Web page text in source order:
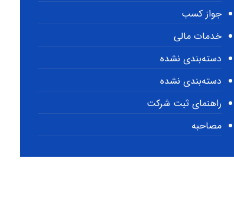
جواز کسب
خدمات مالی
دسته‌بندی نشده
دسته‌بندی نشده
راهنمای ثبت شرکت
مصاحبه